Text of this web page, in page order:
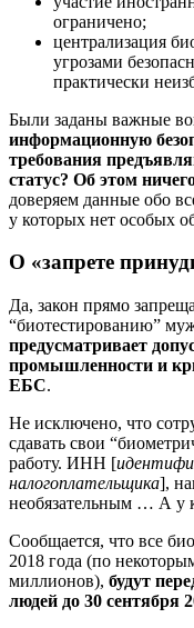
ограничено;
централизация
угрозами
практически
Были заданы важные
информационную
требования
статус? Об этом
доверяем данные обо
у которых нет особых
О «запрете
Да, закон прямо
“биотестированию”
предусматривает
промышленности и
ЕБС.
Не исключено, что
сдавать свои
работу. ИНН [
налогоплательщика],
необязательным … А у
Сообщается, что все
2018 года (по
миллионов), будут
людей до 30 сентября